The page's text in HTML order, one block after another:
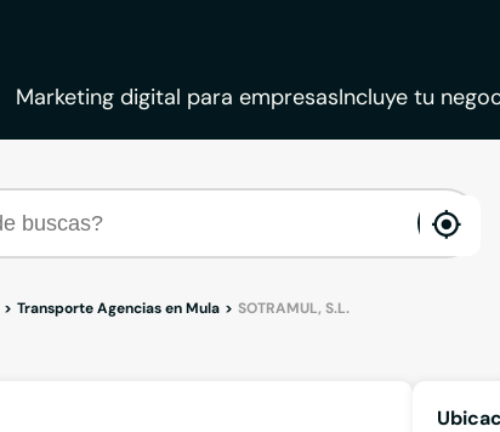
Marketing digital para empresasIncluye tu
Transporte Agencias en Mula SOTRAMUL, S.L.